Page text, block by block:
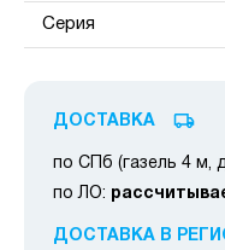
Серия
ДОСТАВКА
по СПб (газель 4 м,
по ЛО:
ДОСТАВКА В